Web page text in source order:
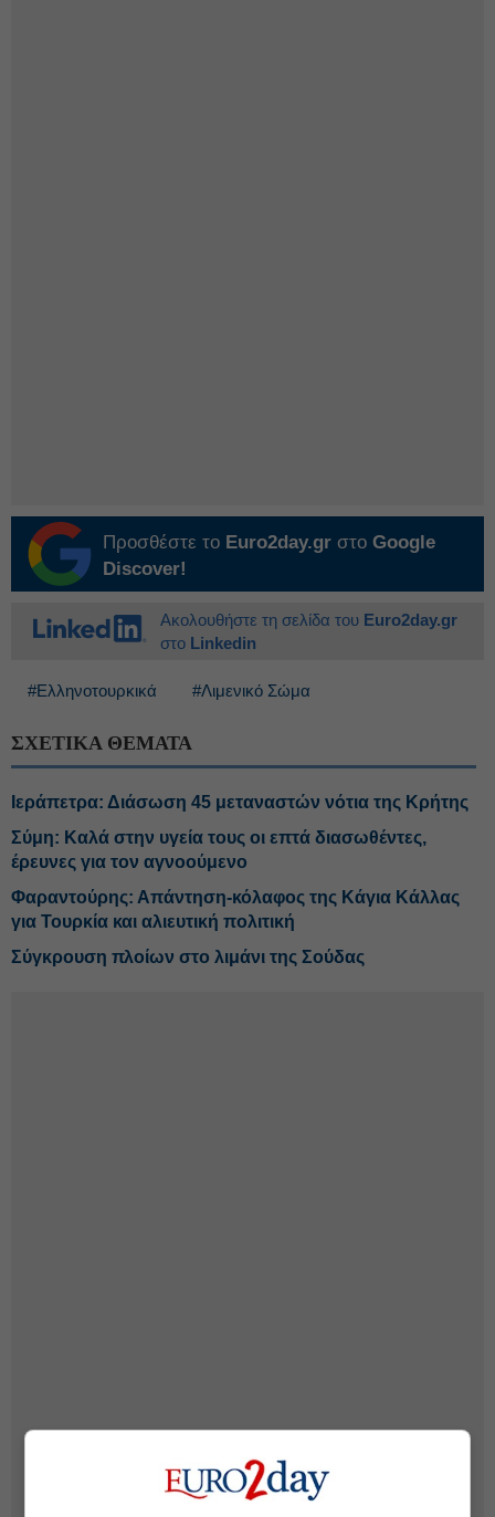
Προσθέστε το Euro2day.gr στο Google
Discover!
Ακολουθήστε τη σελίδα του Euro2day.gr
στο Linkedin
#Ελληνοτουρκικά #Λιμενικό Σώμα
ΣΧΕΤΙΚΑ ΘΕΜΑΤΑ
Ιεράπετρα: Διάσωση 45 μεταναστών νότια της Κρήτης
Σύμη: Καλά στην υγεία τους οι επτά διασωθέντες,
έρευνες για τον αγνοούμενο
Φαραντούρης: Απάντηση-κόλαφος της Κάγια Κάλλας
για Τουρκία και αλιευτική πολιτική
Σύγκρουση πλοίων στο λιμάνι της Σούδας